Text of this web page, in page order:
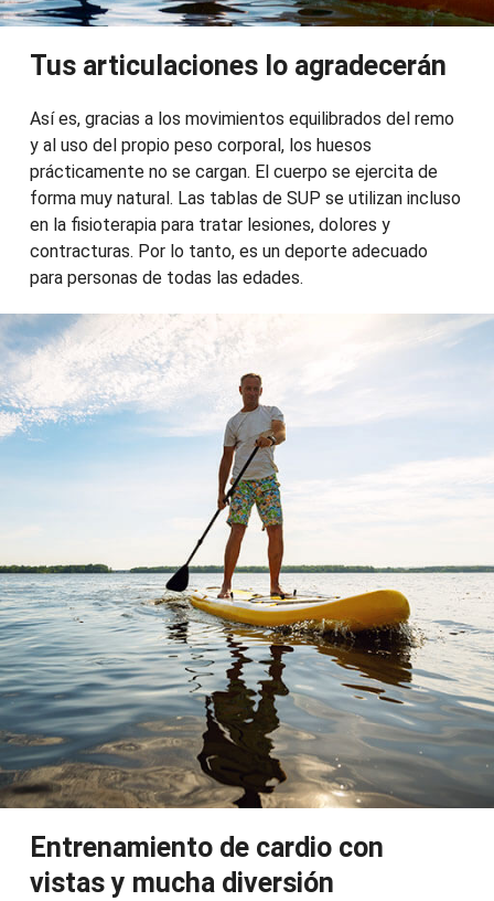
Tus articulaciones lo agradecerán
Así es, gracias a los movimientos equilibrados del remo
y al uso del propio peso corporal, los huesos
prácticamente no se cargan. El cuerpo se ejercita de
forma muy natural. Las tablas de SUP se utilizan incluso
en la fisioterapia para tratar lesiones, dolores y
contracturas. Por lo tanto, es un deporte adecuado
para personas de todas las edades.
Entrenamiento de cardio con
vistas y mucha diversión